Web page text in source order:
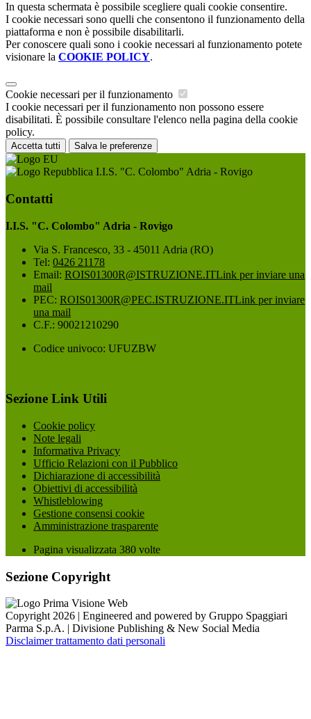
In questa schermata è possibile scegliere quali cookie consentire.
I cookie necessari sono quelli che consentono il funzionamento della
piattaforma e non è possibile disabilitarli.
Per conoscere quali sono i cookie necessari al funzionamento potete
visionare la COOKIE POLICY.
Cookie necessari per il funzionamento
I cookie necessari per il funzionamento non possono essere
disabilitati. È possibile consultare l'elenco nella pagina della cookie
policy.
Accetta tutti Salva le preferenze
I.I.S. "C. Colombo" Adria - Rovigo
Contatti
I.I.S. "C. Colombo" Adria - Rovigo
Via S. Francesco, 33 - 45011 Adria (RO)
Tel: 0426 21178
Email: ROIS01300R@ISTRUZIONE.ITLink per inviare una
mail
PEC: ROIS01300R@PEC.ISTRUZIONE.ITLink per inviare
una mail
C.F.: 90021210290
Codice univoco: UFUZBW
Sezione Link Utili
Cookie policy
Note legali
Informativa Privacy
Ufficio Relazioni con il Pubblico
Dichiarazione di accessibilità
Obiettivi di accessibilità
Whistleblowing
Gestione consensi cookie
Amministrazione trasparente
Pagina visualizzata 380 volte
Sezione Copyright
Copyright 2026 | Engineered and powered by Gruppo Spaggiari
Parma S.p.A. | Divisione Publishing & New Social Media
Disclaimer trattamento dati personali